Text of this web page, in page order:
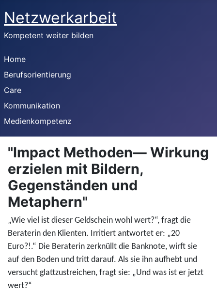
Netzwerkarbeit
Kompetent weiter bilden
Home
Berufsorientierung
Care
Kommunikation
Medienkompetenz
"Impact Methoden— Wirkung
erzielen mit Bildern,
Gegenständen und
Metaphern"
„Wie viel ist dieser Geldschein wohl wert?“, fragt die
Beraterin den Klienten. Irritiert antwortet er: „20
Euro?!.“ Die Beraterin zerknüllt die Banknote, wirft sie
auf den Boden und tritt darauf. Als sie ihn aufhebt und
versucht glattzustreichen, fragt sie: „Und was ist er jetzt
wert?“